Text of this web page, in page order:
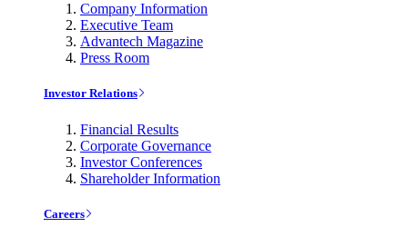
Company Information
Executive Team
Advantech Magazine
Press Room
Investor Relations
Financial Results
Corporate Governance
Investor Conferences
Shareholder Information
Careers